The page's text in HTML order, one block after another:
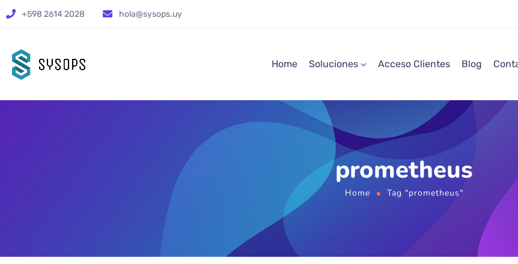
+598 2614 2028 hola@sysops.uy
Home Soluciones Acceso Clientes Blog
prometheus
Home Tag "prometheus"